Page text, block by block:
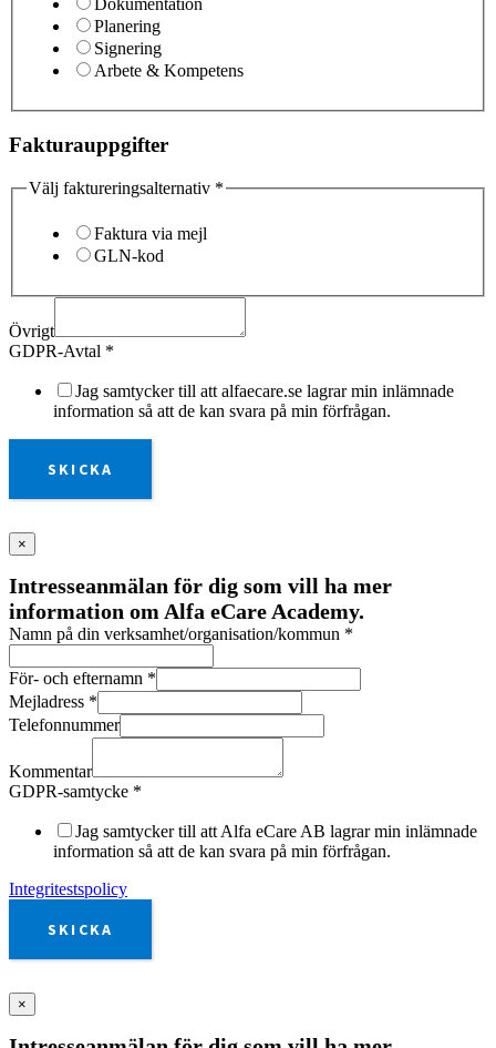
Dokumentation
Planering
Signering
Arbete & Kompetens
Fakturauppgifter
Välj faktureringsalternativ *
Faktura via mejl
GLN-kod
Övrigt
GDPR-Avtal *
Jag samtycker till att alfaecare.se lagrar min inlämnade
information så att de kan svara på min förfrågan.
SKICKA
×
Intresseanmälan för dig som vill ha mer
information om Alfa eCare Academy.
Namn på din verksamhet/organisation/kommun *
För- och efternamn *
Mejladress *
Telefonnummer
Kommentar
GDPR-samtycke *
Jag samtycker till att Alfa eCare AB lagrar min inlämnade
information så att de kan svara på min förfrågan.
Integritestspolicy
SKICKA
×